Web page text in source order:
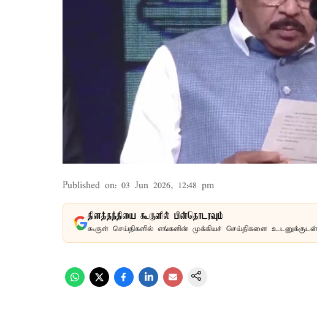
Published on: 03 Jun 2026, 12:48 pm
தினத்தந்தியை கூகுளில் பின்தொடரவும்
கூகுள் செய்திகளில் எங்களின் முக்கியச் செய்திகளை